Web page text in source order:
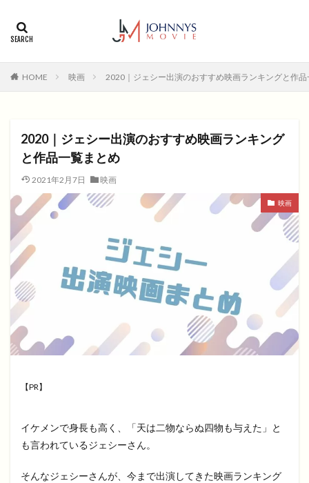
HOME 映画 2020｜ジェシー出演のおすすめ映画ランキングと作
2020｜ジェシー出演のおすすめ映画ランキング
と作品一覧まとめ
2021年2月7日 映画
映画
【PR】
イケメンで身長も高く、「天は二物ならぬ四物も与えた」と
も言われているジェシーさん。
そんなジェシーさんが、今まで出演してきた映画ランキング
2018年
SF アクション
アニメ
ヒューマンドラマ映画
ファンタジー映画
ホラー
青春
検索